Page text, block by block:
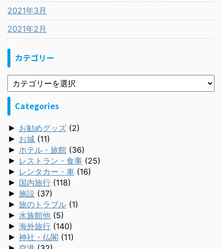
2021年3月
2021年2月
カテゴリー
Categories
► お勧めグッズ (2)
► お城 (11)
► ホテル・旅館 (36)
► レストラン・食事 (25)
► レンタカー・車 (16)
► 国内旅行 (118)
► 施設 (37)
► 旅のトラブル (1)
► 水族館他 (5)
► 海外旅行 (140)
► 神社・仏閣 (11)